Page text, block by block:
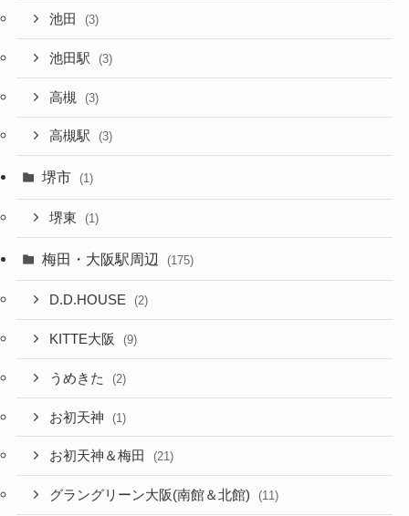
池田 (3)
池田駅 (3)
高槻 (3)
高槻駅 (3)
堺市 (1)
堺東 (1)
梅田・大阪駅周辺 (175)
D.D.HOUSE (2)
KITTE大阪 (9)
うめきた (2)
お初天神 (1)
お初天神＆梅田 (21)
グラングリーン大阪(南館＆北館) (11)